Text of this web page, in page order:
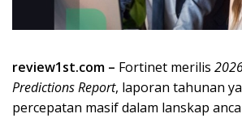
review1st.com – Fortinet merilis
Predictions Report, laporan tahunan
percepatan masif dalam lanskap